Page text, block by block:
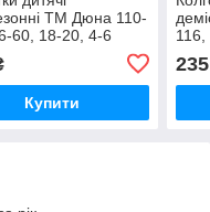
ТМ Дюна 110-
60, 18-20, 4-6
/ колготи Duna
Купити
235